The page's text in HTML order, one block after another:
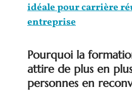
idéale pour carrière
entreprise
Pourquoi la
attire de plus en
personnes en